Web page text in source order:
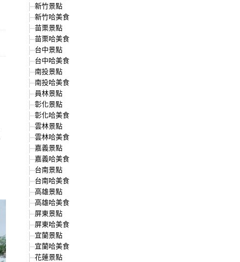
新竹景點
新竹哈美食
苗栗景點
苗栗哈美食
台中景點
台中哈美食
南投景點
南投哈美食
員林景點
彰化景點
彰化哈美食
雲林景點
雲林哈美食
嘉義景點
嘉義哈美食
台南景點
台南哈美食
高雄景點
高雄哈美食
屏東景點
屏東哈美食
宜蘭景點
宜蘭哈美食
花蓮景點